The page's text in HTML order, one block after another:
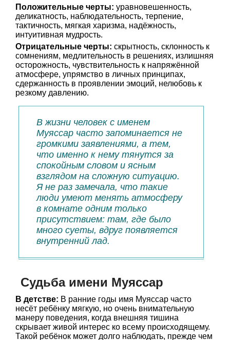
Положительные черты: уравновешенность,
деликатность, наблюдательность, терпение,
тактичность, мягкая харизма, надёжность,
интуитивная мудрость.
Отрицательные черты: скрытность, склонность к
сомнениям, медлительность в решениях, излишняя
осторожность, чувствительность к напряжённой
атмосфере, упрямство в личных принципах,
сдержанность в проявлении эмоций, нелюбовь к
резкому давлению.
В жизни человек с именем
Муяссар часто запоминается не
громкими заявлениями, а тем,
что именно к нему тянутся за
спокойным словом и ясным
взглядом на сложную ситуацию.
Я не раз замечала, что такие
люди умеют менять атмосферу
в комнате одним только
присутствием: там, где было
много суеты, вдруг появляется
внутренний лад.
Судьба имени Муяссар
В детстве: В ранние годы имя Муяссар часто
несёт ребёнку мягкую, но очень внимательную
манеру поведения, когда внешняя тишина
скрывает живой интерес ко всему происходящему.
Такой ребёнок может долго наблюдать, прежде чем